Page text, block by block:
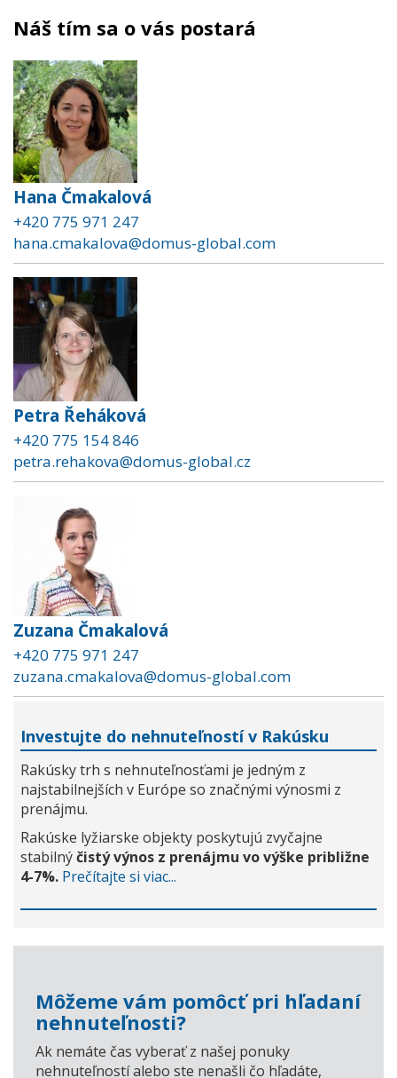
Náš tím sa o vás postará
Hana Čmakalová
+420 775 971 247
hana.cmakalova@domus-global.com
Petra Řeháková
+420 775 154 846
petra.rehakova@domus-global.cz
Zuzana Čmakalová
+420 775 971 247
zuzana.cmakalova@domus-global.com
Investujte do nehnuteľností v Rakúsku
Rakúsky trh s nehnuteľnosťami je jedným z
najstabilnejších v Európe so značnými výnosmi z
prenájmu.
Rakúske lyžiarske objekty poskytujú zvyčajne
stabilnýčistý výnos z prenájmu vo výške približne
4-7%. Prečítajte si viac...
Môžeme vám pomôcť pri hľadaní
nehnuteľnosti?
Ak nemáte čas vyberať z našej ponuky
nehnuteľností alebo ste nenašli čo hľadáte,